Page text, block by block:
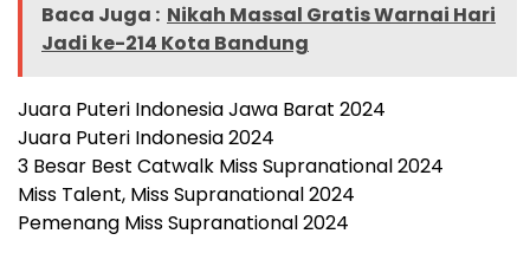
Baca Juga : Nikah Massal Gratis Warnai Hari
Jadi ke-214 Kota Bandung
Juara Puteri Indonesia Jawa Barat 2024
Juara Puteri Indonesia 2024
3 Besar Best Catwalk Miss Supranational 2024
Miss Talent, Miss Supranational 2024
Pemenang Miss Supranational 2024